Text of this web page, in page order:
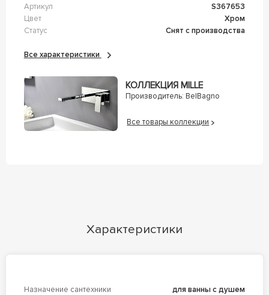
Артикул
s367653
Цвет
Хром
Статус
Снят с производства
Все характеристики
КОЛЛЕКЦИЯ MILLE
Производитель: BelBagno
Все товары коллекции
Характеристики
Назначение сантехники для ванны с душем